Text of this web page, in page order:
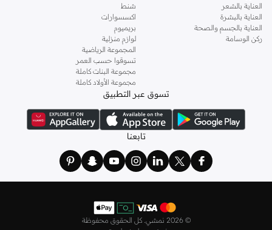
العناية بالشعر
العناية بالبشرة
العناية بالجسم والصحة
ركن الوسامة
شنط
اكسسوارات
بريميوم
لوازم منزلية
المجموعة الرياضية
تسوقوا حسب العمر
مجموعة البنات كاملة
مجموعة الأولاد كاملة
تسوق عبر التطبيق
تابعنا
© 2026 نمشي. كل الحقوق محفوظة